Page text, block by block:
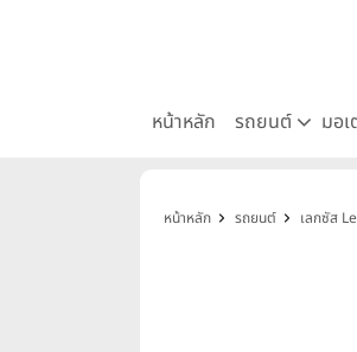
หน้าหลัก รถยนต์ มอ
หน้าหลัก รถยนต์ เลกซัส